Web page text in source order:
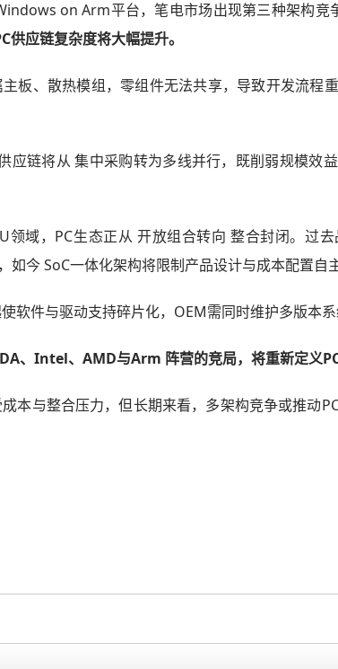
on Arm平台，笔电市场出现第三种架构竞
应链复杂度将大幅提升。
板、散热模组，零组件无法共享，导致开发流程
应链将从 集中采购转为多线并行，既削弱规模效
领域，PC生态正从 开放组合转向 整合封闭。过去
如今 SoC一体化架构将限制产品设计与成本配置自主
软件与驱动支持碎片化，OEM需同时维护多版本系
、Intel、AMD与Arm 阵营的竞局，将重新定义PC
本与整合压力，但长期来看，多架构竞争或推动